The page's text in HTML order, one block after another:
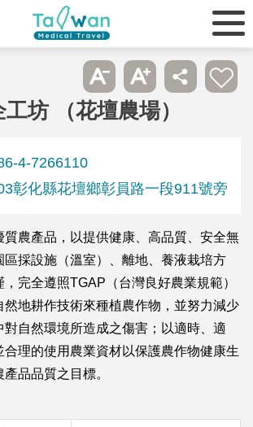
坊 （花壇農場）
4-7266110
彰化縣花壇鄉彰員路一段911號旁
質農產品，以提供健康、高品質、安全無
區採設施（溫室）、離地、養液栽培方
完全遵照TGAP（台灣良好農業規範）
然地耕作技術來種植農作物，並努力減少
對自然環境所造成之傷害；以適時、適
合理的使用農業資材以保護農作物健康生
品品質之目標。